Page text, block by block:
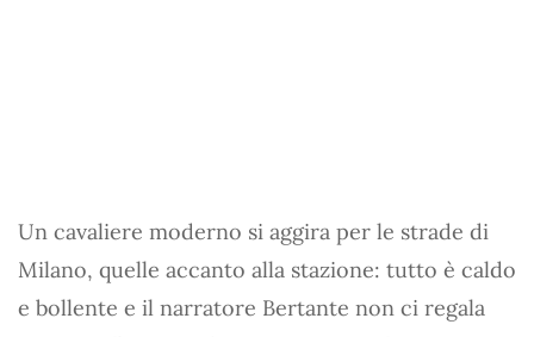
Un cavaliere moderno si aggira per le strade di
Milano, quelle accanto alla stazione: tutto è caldo
e bollente e il narratore Bertante non ci regala